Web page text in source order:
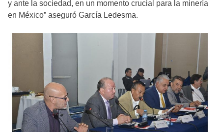
y ante la sociedad, en un momento crucial para la minería
en México” aseguró García Ledesma.